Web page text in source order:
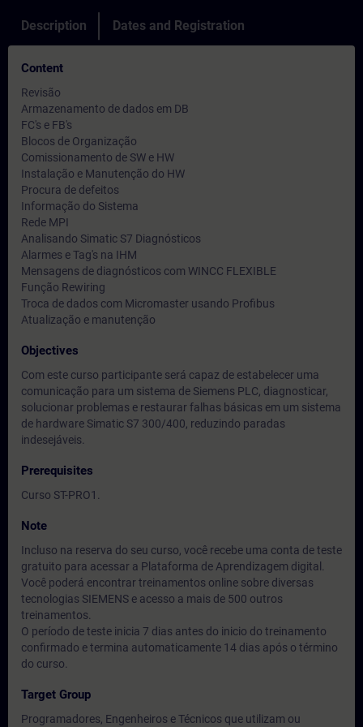
Description Dates and Registration
Content
Revisão
Armazenamento de dados em DB
FC's e FB's
Blocos de Organização
Comissionamento de SW e HW
Instalação e Manutenção do HW
Procura de defeitos
Informação do Sistema
Rede MPI
Analisando Simatic S7 Diagnósticos
Alarmes e Tag's na IHM
Mensagens de diagnósticos com WINCC FLEXIBLE
Função Rewiring
Troca de dados com Micromaster usando Profibus
Atualização e manutenção
Objectives
Com este curso participante será capaz de estabelecer uma
comunicação para um sistema de Siemens PLC, diagnosticar,
solucionar problemas e restaurar falhas básicas em um sistema
de hardware Simatic S7 300/400, reduzindo paradas
indesejáveis.
Prerequisites
Curso ST-PRO1.
Note
Incluso na reserva do seu curso, você recebe uma conta de teste
gratuito para acessar a Plataforma de Aprendizagem digital.
Você poderá encontrar treinamentos online sobre diversas
tecnologias SIEMENS e acesso a mais de 500 outros
treinamentos.
O período de teste inicia 7 dias antes do inicio do treinamento
confirmado e termina automaticamente 14 dias após o término
do curso.
Target Group
Programadores, Engenheiros e Técnicos que utilizam ou